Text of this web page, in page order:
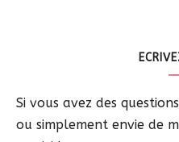
Si vous avez des
ou simplement envie de